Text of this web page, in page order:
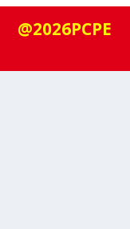
@2026PCPE